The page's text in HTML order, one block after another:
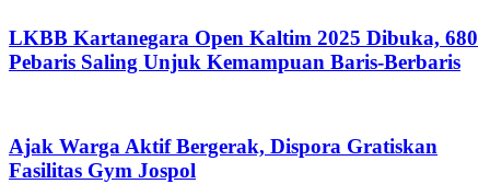
LKBB Kartanegara Open Kaltim 2025 Dibuka, 680
Pebaris Saling Unjuk Kemampuan Baris-Berbaris
Ajak Warga Aktif Bergerak, Dispora Gratiskan
Fasilitas Gym Jospol